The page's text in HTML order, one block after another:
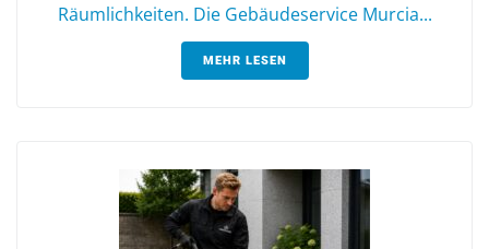
Räumlichkeiten. Die Gebäudeservice Murcia...
MEHR LESEN